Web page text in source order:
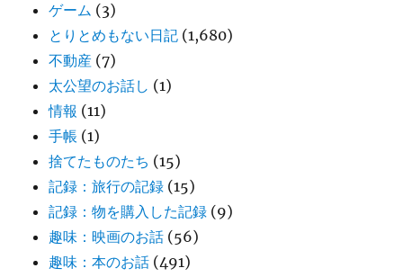
ゲーム (3)
とりとめもない日記 (1,680)
不動産 (7)
太公望のお話し (1)
情報 (11)
手帳 (1)
捨てたものたち (15)
記録：旅行の記録 (15)
記録：物を購入した記録 (9)
趣味：映画のお話 (56)
趣味：本のお話 (491)